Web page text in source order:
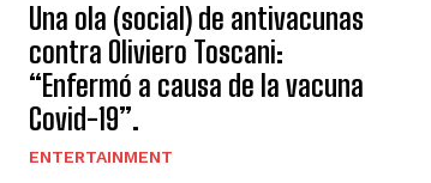
Una ola (social) de antivacunas
contra Oliviero Toscani:
“Enfermó a causa de la vacuna
Covid-19”.
ENTERTAINMENT